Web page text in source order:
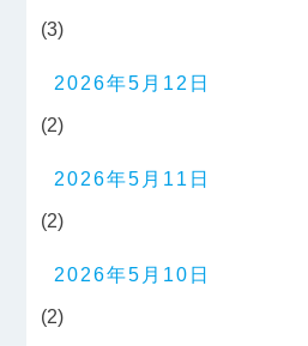
(3)
2026年5月12日
(2)
2026年5月11日
(2)
2026年5月10日
(2)